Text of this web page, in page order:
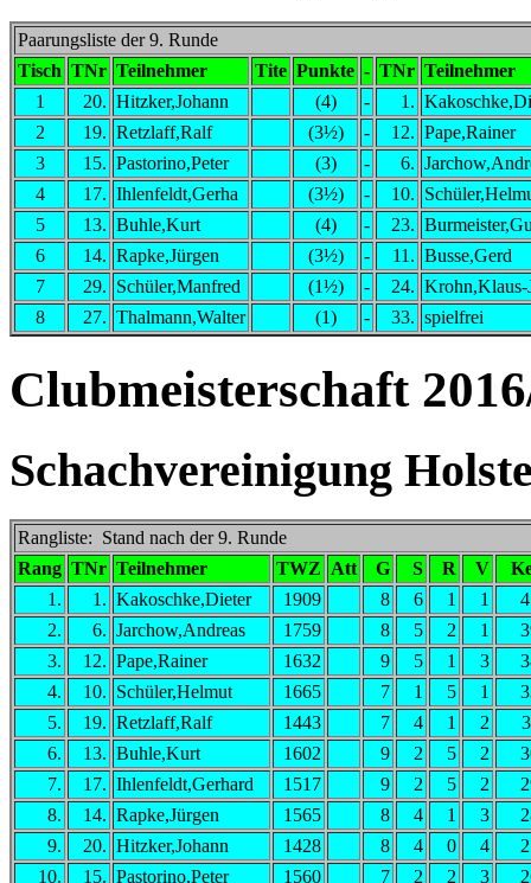
Paarungsliste der 9. Runde
Tisch TNr Teilnehmer Tite Punkte - TNr Teilnehmer
1
20. Hitzker,Johann (4) - 1.
2
19. Retzlaff,Ralf (3½) - 12. Pape,Rainer
3
15. Pastorino,Peter (3) - 6.
4
17. Ihlenfeldt,Gerha (3½) - 10.
5
13. Buhle,Kurt (4) - 23.
6
14. Rapke,Jürgen (3½) - 11. Busse,Gerd
7
29. Schüler,Manfred (1½) - 24. Krohn,Klaus-
8
27. Thalmann,Walter (1) - 33. spielfrei
Clubmeisterschaft
Schachvereinigung
Rangliste: Stand nach der 9. Runde
Rang TNr Teilnehmer TWZ Att G S R V
1.
1. Kakoschke,Dieter 1909 8 6 1 1
2.
6. Jarchow,Andreas 1759 8 5 2 1
3.
12. Pape,Rainer 1632 9 5 1 3
4.
10. Schüler,Helmut 1665 7 1 5 1
5.
19. Retzlaff,Ralf 1443 7 4 1 2
6.
13. Buhle,Kurt 1602 9 2 5 2
7.
17. Ihlenfeldt,Gerhard 1517 9 2 5 2
8.
14. Rapke,Jürgen 1565 8 4 1 3
9.
20. Hitzker,Johann 1428 8 4 0 4
10.
15. Pastorino,Peter 1560 7 2 2 3